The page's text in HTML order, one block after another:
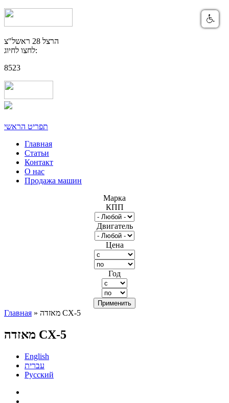
הרצל 28 ראשל"צ
לחצו לחיוג:
8523
תפריט הראשי
Главная
Статьи
Контакт
О нас
Продажа машин
Марка
КПП
Двигатель
Цена
Год
Главная » מאזדה CX-5
מאזדה CX-5
English
עברית
Русский